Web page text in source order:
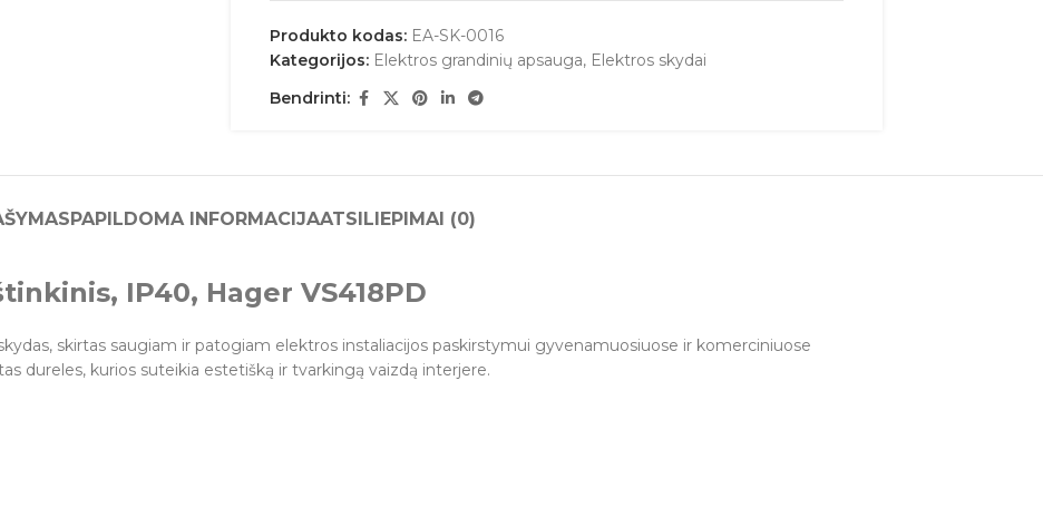
Produkto kodas: EA-SK-0016
Kategorijos: Elektros grandinių apsauga, Elektros skydai
Bendrinti:
PAPILDOMA INFORMACIJAATSILIEPIMAI (0)
IP40, Hager VS418PD
skirtas saugiam ir patogiam elektros instaliacijos paskirstymui gyvenamuosiuose ir komerciniuose
dureles, kurios suteikia estetišką ir tvarkingą vaizdą interjere.